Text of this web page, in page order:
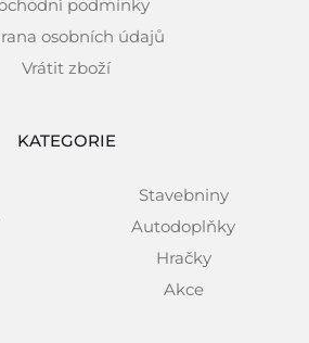
podmínky
osobních údajů
Vrátit zboží
KATEGORIE
Stavebniny
Autodoplňky
Hračky
Akce